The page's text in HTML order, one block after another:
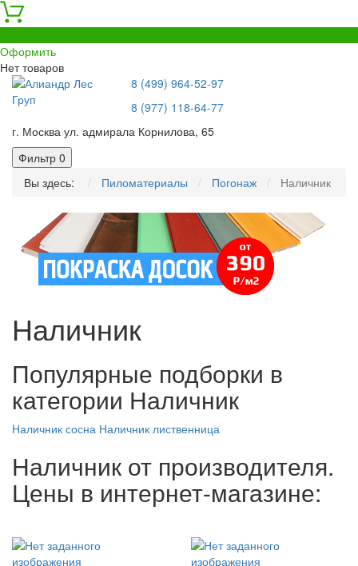
Оформить
Нет товаров
8 (499) 964-52-97
8 (977) 118-64-77
г. Москва ул. адмирала Корнилова, 65
Фильтр 0
Вы здесь:
Пиломатериалы Погонаж Наличник
Наличник
Популярные подборки в
категории Наличник
Наличник сосна Наличник лиственница
Наличник от производителя.
Цены в интернет-магазине: